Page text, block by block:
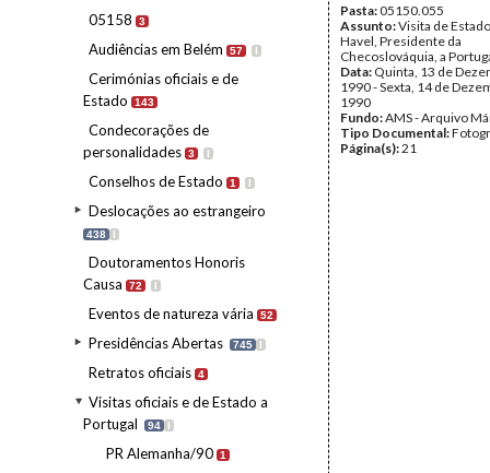
05158 3
Audiências em Belém 57 I
Cerimónias oficiais e de
Estado
143
Condecorações de
personalidades 3 I
Conselhos de Estado 1 I
Deslocações ao estrangeiro
438 I
Doutoramentos Honoris
Causa
72 I
Eventos de natureza vária 52
Presidências Abertas 745 I
Retratos oficiais 4
Visitas oficiais e de Estado a
Portugal
94 I
PR Alemanha/90 1
Pasta:05150.055
Assunto:Visita de
Havel, Presidente da
Checoslováquia, a
Data: Quinta, 13 de
1990 - Sexta, 14 de
1990
Fundo:AMS - Arquivo
Tipo Documental:
Página(s):21